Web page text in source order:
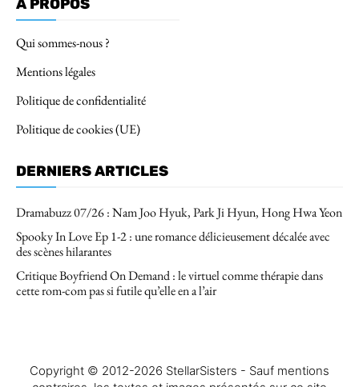
A PROPOS
Qui sommes-nous ?
Mentions légales
Politique de confidentialité
Politique de cookies (UE)
DERNIERS ARTICLES
Dramabuzz 07/26 : Nam Joo Hyuk, Park Ji Hyun, Hong Hwa Yeon
Spooky In Love Ep 1-2 : une romance délicieusement décalée avec
des scènes hilarantes
Critique Boyfriend On Demand : le virtuel comme thérapie dans
cette rom-com pas si futile qu’elle en a l’air
Copyright © 2012-2026 StellarSisters - Sauf mentions